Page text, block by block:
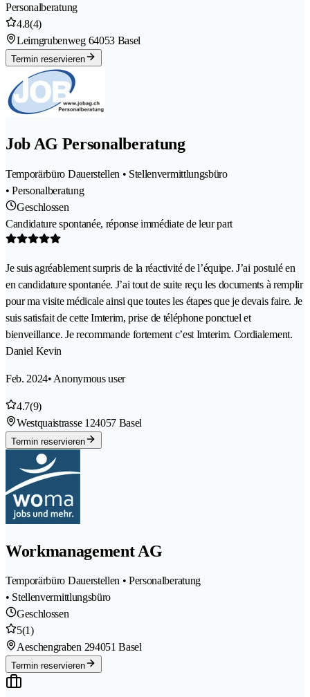
Personalberatung
4.8(4)
Leimgrubenweg 64053 Basel
Termin reservieren
Job AG Personalberatung
Temporärbüro Dauerstellen • Stellenvermittlungsbüro
• Personalberatung
Geschlossen
Candidature spontanée, réponse immédiate de leur part
Je suis agréablement surpris de la réactivité de l’équipe. J’ai postulé en
en candidature spontanée. J’ai tout de suite reçu les documents à remplir
pour ma visite médicale ainsi que toutes les étapes que je devais faire. Je
suis satisfait de cette Imterim, prise de téléphone ponctuel et
bienveillance. Je recommande fortement c’est Imterim. Cordialement.
Daniel Kevin
Feb. 2024• Anonymous user
4.7(9)
Westquaistrasse 124057 Basel
Termin reservieren
Workmanagement AG
Temporärbüro Dauerstellen • Personalberatung
• Stellenvermittlungsbüro
Geschlossen
5(1)
Aeschengraben 294051 Basel
Termin reservieren